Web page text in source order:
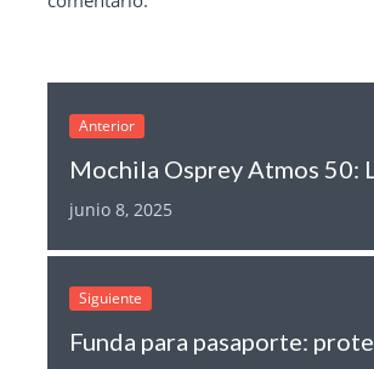
Anterior
junio 8, 2025
Siguiente